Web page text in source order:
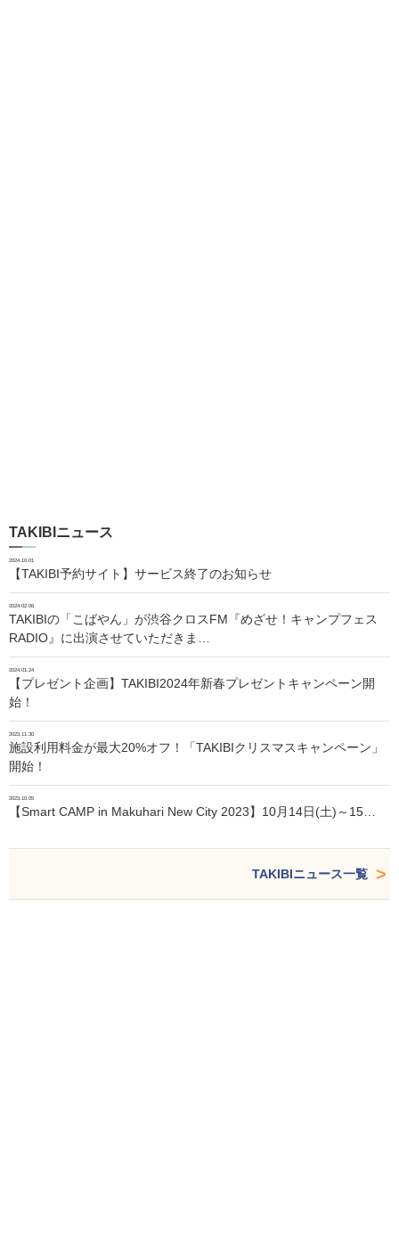
TAKIBIニュース
2024.10.01
【TAKIBI予約サイト】サービス終了のお知らせ
2024.02.06
TAKIBIの「こばやん」が渋谷クロスFM『めざせ！キャンプフェス
RADIO』に出演させていただきま…
2024.01.24
【プレゼント企画】TAKIBI2024年新春プレゼントキャンペーン開
始！
2023.11.30
施設利用料金が最大20%オフ！「TAKIBIクリスマスキャンペーン」
開始！
2023.10.05
【Smart CAMP in Makuhari New City 2023】10月14日(土)～15…
TAKIBIニュース一覧